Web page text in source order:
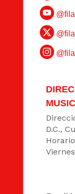
D.C.,